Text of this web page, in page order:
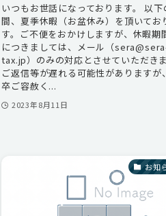
いつもお世話になっております。 以下
間、夏季休暇（お盆休み）を頂いてお
す。ご不便をおかけしますが、休暇期
につきましては、メール（
tax.jp）のみの対応とさせていただきま
ご返信等が遅れる可能性がありますが
卒ご容赦く...
2023年8月11日
お知